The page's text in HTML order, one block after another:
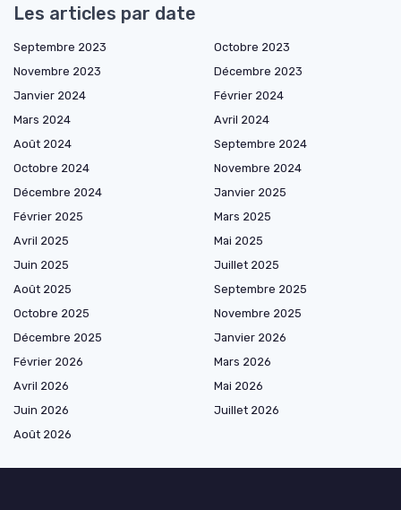
Les articles par date
Septembre 2023
Octobre 2023
Novembre 2023
Décembre 2023
Janvier 2024
Février 2024
Mars 2024
Avril 2024
Août 2024
Septembre 2024
Octobre 2024
Novembre 2024
Décembre 2024
Janvier 2025
Février 2025
Mars 2025
Avril 2025
Mai 2025
Juin 2025
Juillet 2025
Août 2025
Septembre 2025
Octobre 2025
Novembre 2025
Décembre 2025
Janvier 2026
Février 2026
Mars 2026
Avril 2026
Mai 2026
Juin 2026
Juillet 2026
Août 2026